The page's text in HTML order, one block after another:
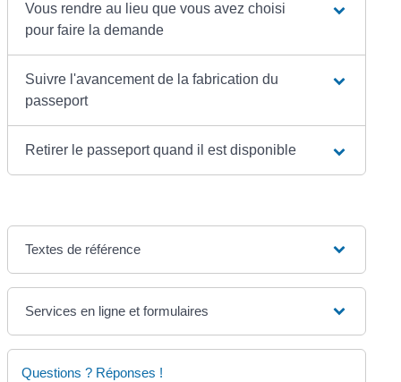
Vous rendre au lieu que vous avez choisi
pour faire la demande
Suivre l'avancement de la fabrication du
passeport
Retirer le passeport quand il est disponible
Textes de référence
Services en ligne et formulaires
Questions ? Réponses !